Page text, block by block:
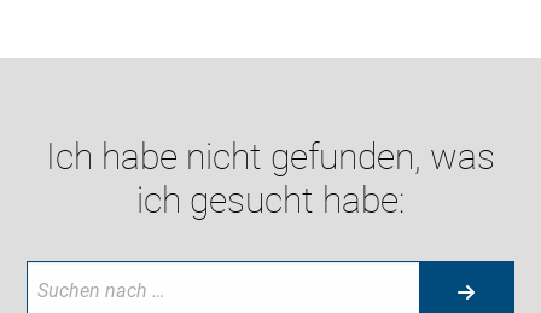
Ich habe nicht gefunden, was
ich gesucht habe: